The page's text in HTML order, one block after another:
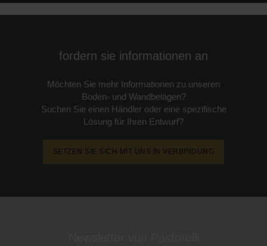
fordern sie informationen an
Möchten Sie mehr Informationen zu unseren
Boden- und Wandbelägen?
Suchen Sie einen Händler oder eine spezifische
Lösung für Ihren Entwurf?
SETZEN SIE SICH MIT UNS IN VERBINDUNG